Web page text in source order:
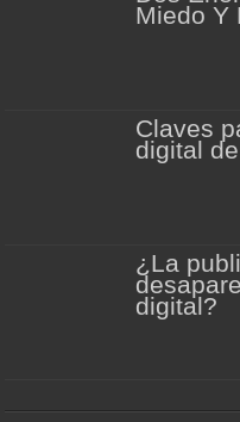
Miedo Y
Claves
digital
¿La
digital?